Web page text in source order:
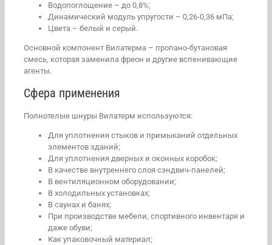
Водопоглощение – до 0,8%;
Динамический модуль упругости – 0,26-0,36 мПа;
Цвета – белый и серый.
Основной компонент Вилатерма – пропано-бутановая
смесь, которая заменила фреон и другие вспенивающие
агенты.
Сфера применения
Полнотелые шнуры Вилатерм используются:
Для уплотнения стыков и примыканий отдельных
элементов зданий;
Для уплотнения дверных и оконных коробок;
В качестве внутреннего слоя сэндвич-панелей;
В вентиляционном оборудовании;
В холодильных установках;
В саунах и банях;
При производстве мебели, спортивного инвентаря и
даже обуви;
Как упаковочный материал;